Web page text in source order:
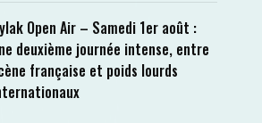
Open Air – Samedi 1er août :
deuxième journée intense, entre
française et poids lourds